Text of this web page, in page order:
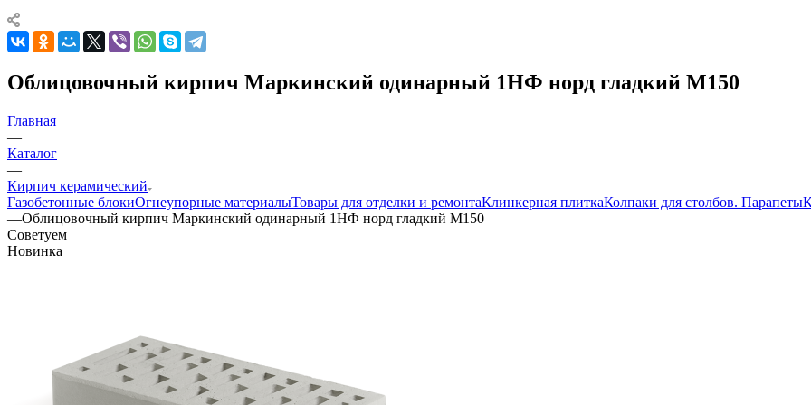
Облицовочный кирпич Маркинский одинарный 1НФ норд гладкий М150
Главная
—
Каталог
—
Кирпич керамический
Газобетонные блокиОгнеупорные материалыТовары для отделки и ремонтаКлинкерная плиткаКолпаки для столбов. Парапеты
—Облицовочный кирпич Маркинский одинарный 1НФ норд гладкий М150
Советуем
Новинка